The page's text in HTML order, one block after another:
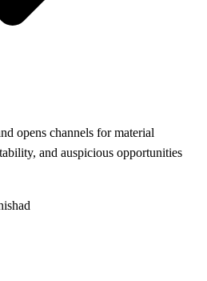
opens channels for material
and auspicious opportunities